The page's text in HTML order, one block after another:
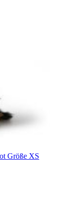
Größe XS